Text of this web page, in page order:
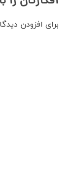
برای افزودن